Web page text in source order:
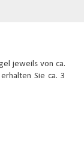
jeweils von ca.
Sie ca. 3